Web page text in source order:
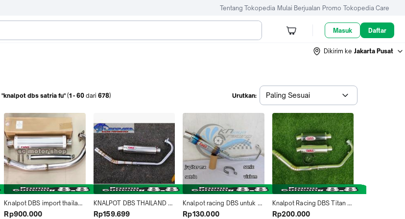
Tentang Tokopedia Mulai Berjualan Promo Tokopedia Care
Masuk Daftar
Dikirim ke Jakarta Pusat
"knalpot dbs satria fu" (1 -60 dari 678) Urutkan: Paling Sesuai
Knalpot DBS import thailand
satria fu 150 karbu - satria fu
Rp900.000
KNALPOT DBS THAILAND
SATRIA FU JUPITER MX
Rp159.699
Knalpot racing DBS untuk
motor JUPITER MX/SATRIA
Rp130.000
Knalpot Racing DBS Titan
Karbon Vixion new nvl old
Rp200.000